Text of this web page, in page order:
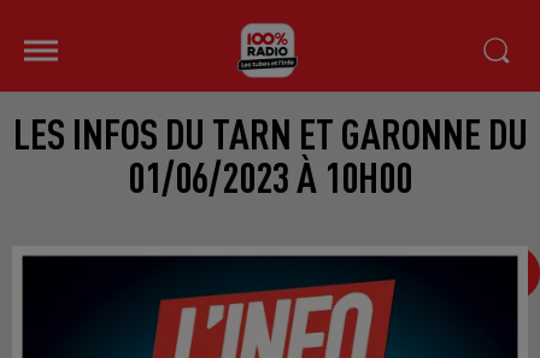
LES INFOS DU TARN ET GARONNE DU
01/06/2023 À 10H00